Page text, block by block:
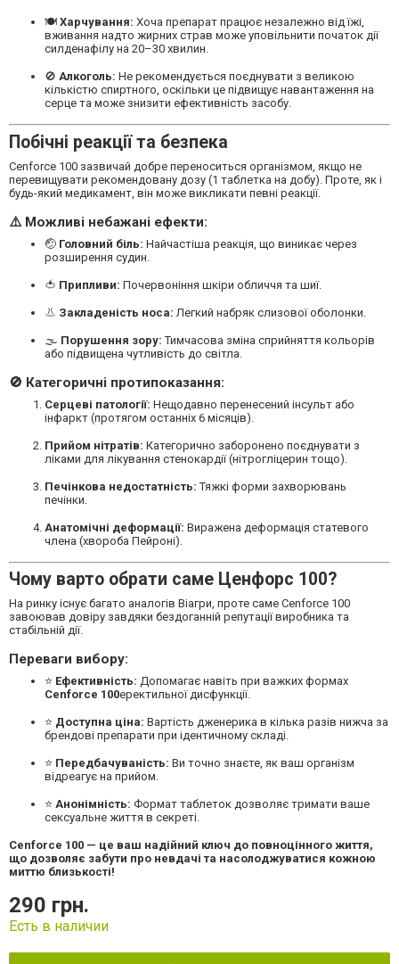
🍽 Харчування: Хоча препарат працює незалежно від їжі,
вживання надто жирних страв може уповільнити початок дії
силденафілу на 20–30 хвилин.
🚫 Алкоголь: Не рекомендується поєднувати з великою
кількістю спиртного, оскільки це підвищує навантаження на
серце та може знизити ефективність засобу.
Побічні реакції та безпека
Cenforce 100 зазвичай добре переноситься організмом, якщо не
перевищувати рекомендовану дозу (1 таблетка на добу). Проте, як і
будь-який медикамент, він може викликати певні реакції.
⚠️ Можливі небажані ефекти:
🤕 Головний біль: Найчастіша реакція, що виникає через
розширення судин.
🍅 Припливи: Почервоніння шкіри обличчя та шиї.
👃 Закладеність носа: Легкий набряк слизової оболонки.
🌫 Порушення зору: Тимчасова зміна сприйняття кольорів
або підвищена чутливість до світла.
🚫 Категоричні протипоказання:
Серцеві патології: Нещодавно перенесений інсульт або
інфаркт (протягом останніх 6 місяців).
Прийом нітратів: Категорично заборонено поєднувати з
ліками для лікування стенокардії (нітрогліцерин тощо).
Печінкова недостатність: Тяжкі форми захворювань
печінки.
Анатомічні деформації: Виражена деформація статевого
члена (хвороба Пейроні).
Чому варто обрати саме Ценфорс 100?
На ринку існує багато аналогів Віагри, проте саме Cenforce 100
завоював довіру завдяки бездоганній репутації виробника та
стабільній дії.
Переваги вибору:
⭐ Ефективність: Допомагає навіть при важких формах
Cenforce 100еректильної дисфункції.
⭐ Доступна ціна: Вартість дженерика в кілька разів нижча за
брендові препарати при ідентичному складі.
⭐ Передбачуваність: Ви точно знаєте, як ваш організм
відреагує на прийом.
⭐ Анонімність: Формат таблеток дозволяє тримати ваше
сексуальне життя в секреті.
Cenforce 100 — це ваш надійний ключ до повноцінного життя,
що дозволяє забути про невдачі та насолоджуватися кожною
миттю близькості!
290 грн.
Есть в наличии